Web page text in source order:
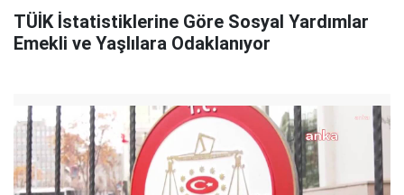
TÜİK İstatistiklerine Göre Sosyal Yardımlar
Emekli ve Yaşlılara Odaklanıyor